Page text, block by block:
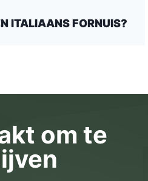
ITALIAANS FORNUIS?
om te